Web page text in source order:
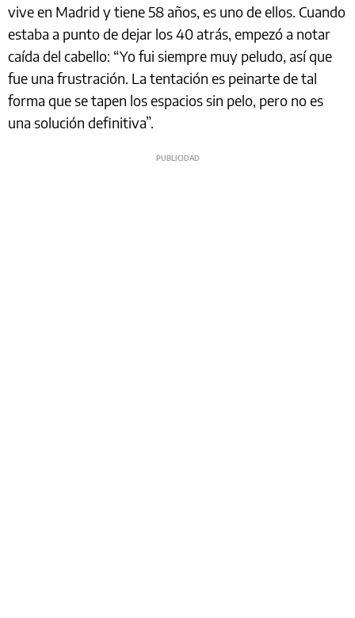
vive en Madrid y tiene 58 años, es uno de ellos. Cuando
estaba a punto de dejar los 40 atrás, empezó a notar
caída del cabello: “Yo fui siempre muy peludo, así que
fue una frustración. La tentación es peinarte de tal
forma que se tapen los espacios sin pelo, pero no es
una solución definitiva”.